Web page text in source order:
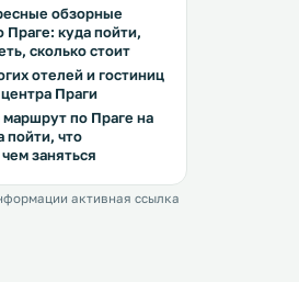
обзорные
Праге: куда пойти,
сколько стоит
отелей и гостиниц
Праги
по Праге на
пойти, что
заняться
активная ссылка